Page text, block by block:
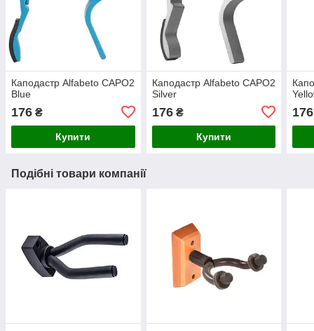
Каподастр Alfabeto CAPO2
Blue
176 ₴
Купити
Каподастр Alfabeto CAPO2
Silver
176₴
Купити
176
Подібні товари компанії